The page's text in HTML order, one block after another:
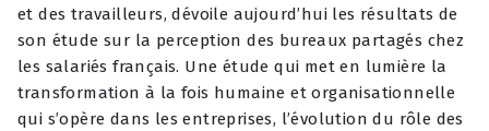
et des travailleurs, dévoile aujourd’hui les résultats de
son étude sur la perception des bureaux partagés chez
les salariés français. Une étude qui met en lumière la
transformation à la fois humaine et organisationnelle
qui s’opère dans les entreprises, l’évolution du rôle des